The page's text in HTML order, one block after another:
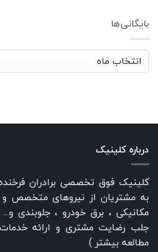
بایگانی‌ها
بایگانی‌ها
درباره کلینیک
کلینیک فوق تخصصی برادران
به مشتریان از نیروهای متخصص و
مکانیکی ، برق خودرو ، جلوبندی
جلب رضایت مشتری و ارائه
مطالعه بیشتر )